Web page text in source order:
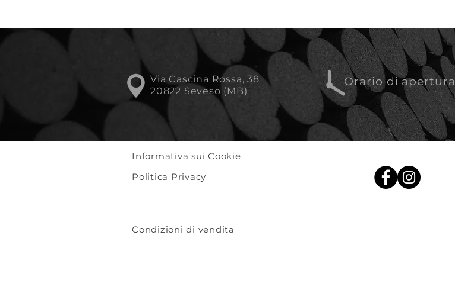
Orario di apertura
Via Cascina Rossa, 38
20822 Seveso (MB)
Informativa sui Cookie
Politica Privacy
Condizioni di vendita